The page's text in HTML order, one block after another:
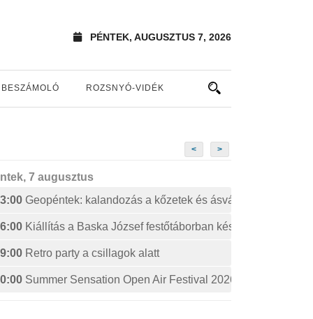
PÉNTEK, AUGUSZTUS 7, 2026
BESZÁMOLÓ ROZSNYÓ-VIDÉK
< >
7 augusztus
Geopéntek: kalandozás a kőzetek és ásványok izgalmas
Kiállítás a Baska József festőtáborban készült művekből
Retro party a csillagok alatt
Summer Sensation Open Air Festival 2026: